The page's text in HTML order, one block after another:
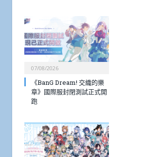
07/08/2026
《BanG Dream! 交織的樂
章》國際服封閉測試正式開
跑